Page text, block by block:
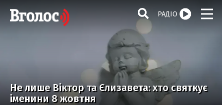
РАДІО
Не лише Віктор та Єлизавета: хто святкує
іменини 8 жовтня